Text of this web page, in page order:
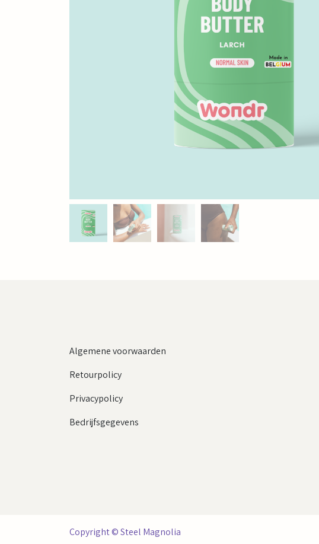
Algemene voorwaarden
Retourpolicy
Privacypolicy
Bedrijfsgegevens
Copyright © Steel Magnolia